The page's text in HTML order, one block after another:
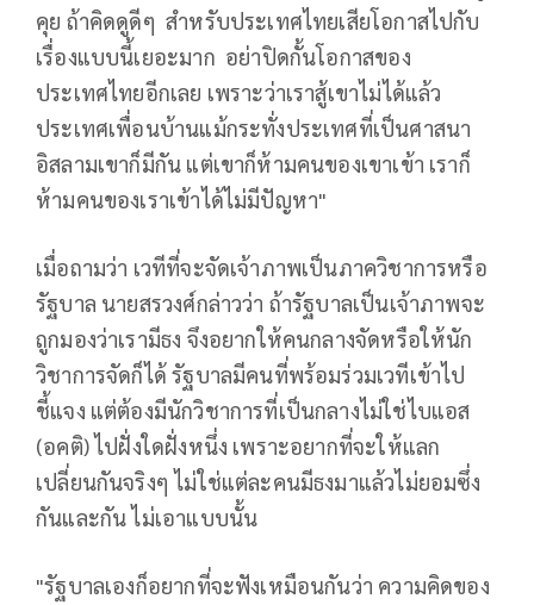
คุย ถ้าคิดดูดีๆ สำหรับประเทศไทยเสียโอกาสไปกับ
เรื่องแบบนี้เยอะมาก อย่าปิดกั้นโอกาสของ
ประเทศไทยอีกเลย เพราะว่าเราสู้เขาไม่ได้แล้ว
ประเทศเพื่อนบ้านแม้กระทั่งประเทศที่เป็นศาสนา
อิสลามเขาก็มีกัน แต่เขาก็ห้ามคนของเขาเข้า เราก็
ห้ามคนของเราเข้าได้ไม่มีปัญหา"
เมื่อถามว่า เวทีที่จะจัดเจ้าภาพเป็นภาควิชาการหรือ
รัฐบาล นายสรวงศ์กล่าวว่า ถ้ารัฐบาลเป็นเจ้าภาพจะ
ถูกมองว่าเรามีธง จึงอยากให้คนกลางจัดหรือให้นัก
วิชาการจัดก็ได้ รัฐบาลมีคนที่พร้อมร่วมเวทีเข้าไป
ชี้แจง แต่ต้องมีนักวิชาการที่เป็นกลางไม่ใช่ไบแอส
(อคติ) ไปฝั่งใดฝั่งหนึ่ง เพราะอยากที่จะให้แลก
เปลี่ยนกันจริงๆ ไม่ใช่แต่ละคนมีธงมาแล้วไม่ยอมซึ่ง
กันและกัน ไม่เอาแบบนั้น
"รัฐบาลเองก็อยากที่จะฟังเหมือนกันว่า ความคิดของ